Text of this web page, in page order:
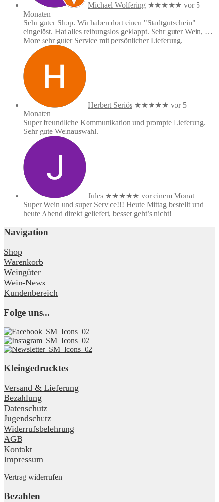
Michael Wolfering ★★★★★ vor 5
Monaten
Sehr guter Shop. Wir haben dort einen "Stadtgutschein"
eingelöst. Hat alles reibungslos geklappt. Sehr guter Wein, …
More sehr guter Service mit persönlicher Lieferung.
Herbert Seriös ★★★★★ vor 5
Monaten
Super freundliche Kommunikation und prompte Lieferung.
Sehr gute Weinauswahl.
Jules ★★★★★ vor einem Monat
Super Wein und super Service!!! Heute Mittag bestellt und
heute Abend direkt geliefert, besser geht’s nicht!
Navigation
Shop
Warenkorb
Weingüter
Wein-News
Kundenbereich
Folge uns...
Kleingedrucktes
Versand & Lieferung
Bezahlung
Datenschutz
Jugendschutz
Widerrufsbelehrung
AGB
Kontakt
Impressum
Vertrag widerrufen
Bezahlen